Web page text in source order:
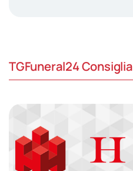
TGFuneral24 Consiglia